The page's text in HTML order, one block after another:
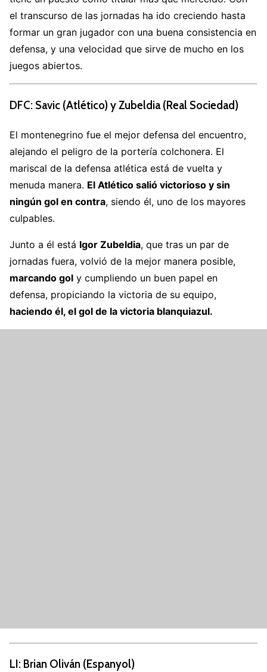
el transcurso de las jornadas ha ido creciendo hasta
formar un gran jugador con una buena consistencia en
defensa, y una velocidad que sirve de mucho en los
juegos abiertos.
DFC: Savic (Atlético) y Zubeldia (Real Sociedad)
El montenegrino fue el mejor defensa del encuentro,
alejando el peligro de la portería colchonera. El
mariscal de la defensa atlética está de vuelta y
menuda manera. El Atlético salió victorioso y sin
ningún gol en contra, siendo él, uno de los mayores
culpables.
Junto a él está Igor Zubeldia, que tras un par de
jornadas fuera, volvió de la mejor manera posible,
marcando gol y cumpliendo un buen papel en
defensa, propiciando la victoria de su equipo,
haciendo él, el gol de la victoria blanquiazul.
LI: Brian Oliván (Espanyol)